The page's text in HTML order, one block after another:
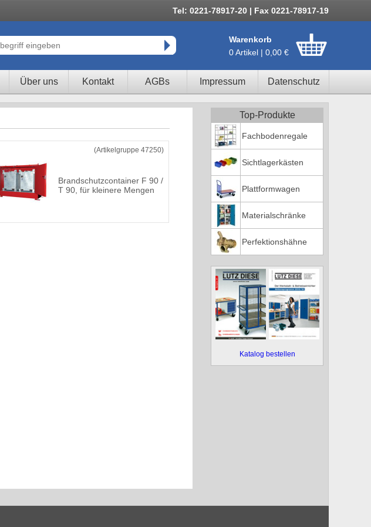
Tel: 0221-78917-20 | Fax 0221-78917-19
Warenkorb
0 Artikel | 0,00 €
Über uns Kontakt AGBs Impressum Datenschutz
(Artikelgruppe 47250)
Brandschutzcontainer F 90 /
T 90, für kleinere Mengen
Top-Produkte
Fachbodenregale
Sichtlagerkästen
Plattformwagen
Materialschränke
Perfektionshähne
Katalog bestellen